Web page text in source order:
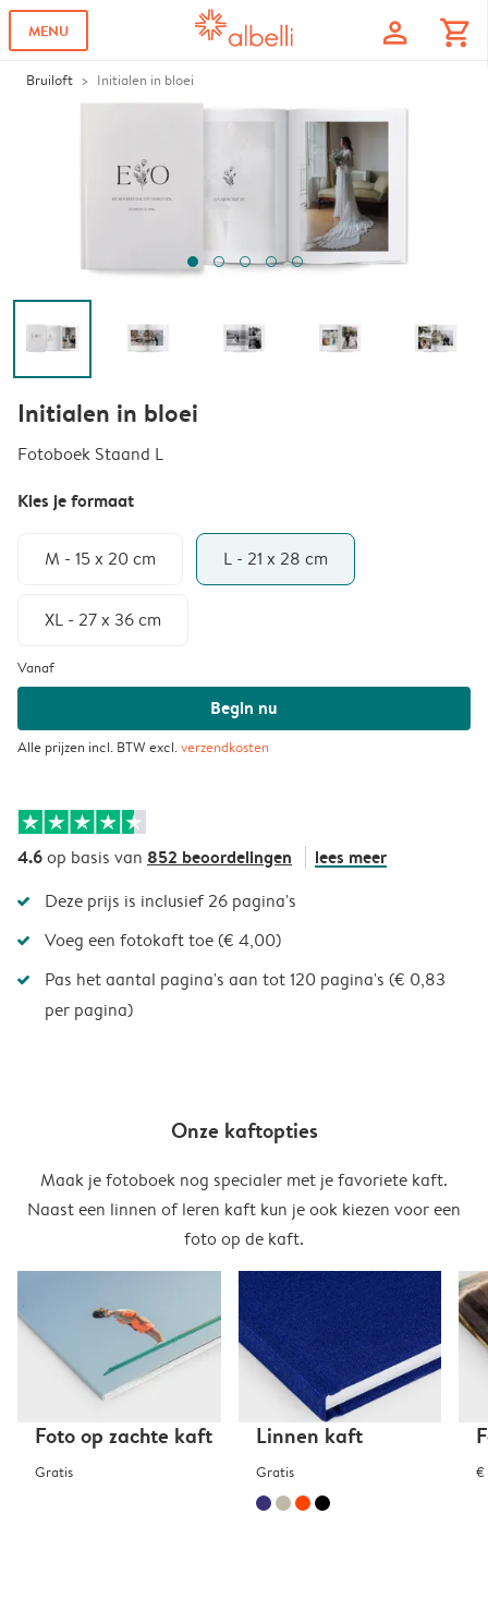
MENU profile shopping_cart
Bruiloft Initialen in bloei
Initialen in bloei
Fotoboek Staand L
Kies je formaat
M - 15 x 20 cm L - 21 x 28 cm
XL - 27 x 36 cm
Vanaf
Begin nu
Alle prijzen incl. BTW excl.verzendkosten
4.6op basis van 852 beoordelingen lees meer
Deze prijs is inclusief 26 pagina's
Voeg een fotokaft toe (€ 4,00)
Pas het aantal pagina's aan tot 120 pagina's (€ 0,83
per pagina)
Onze kaftopties
Maak je fotoboek nog specialer met je favoriete kaft.
Naast een linnen of leren kaft kun je ook kiezen voor een
foto op de kaft.
Foto op zachte kaft
Gratis
Linnen kaft
Gratis €